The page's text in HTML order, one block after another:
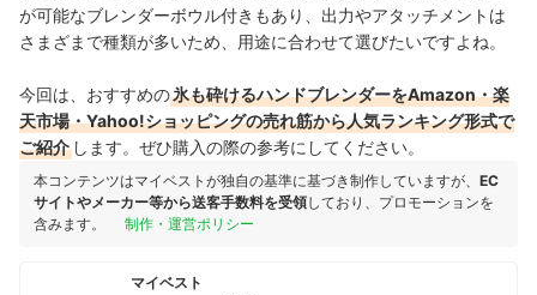
が可能なブレンダーボウル付きもあり、出力やアタッチメントは
さまざまで種類が多いため、用途に合わせて選びたいですよね。
今回は、おすすめの氷も砕けるハンドブレンダーをAmazon・楽
天市場・Yahoo!ショッピングの売れ筋から人気ランキング形式で
ご紹介 します。ぜひ購入の際の参考にしてください。
本コンテンツはマイベストが独自の基準に基づき制作していますが、 EC
サイトやメーカー等から送客手数料を受領しており、プロモーションを
含みます。
制作・運営ポリシー
マイベスト